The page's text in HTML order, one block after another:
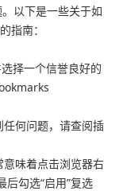
以下是一些关于如
指南：
择一个信誉良好的
何问题，请查阅插
味着点击浏览器右
后勾选“启用”复选